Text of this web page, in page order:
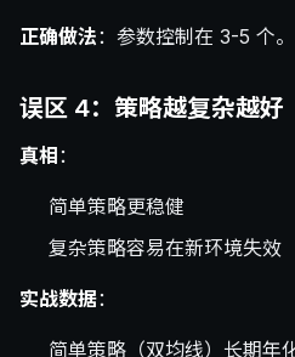
正确做法：参数控制在 3-5 个。
误区 4：策略越复杂越好
真相 ：
简单策略更稳健
复杂策略容易在新环境失效
实战数据：
简单策略（双均线）长期年